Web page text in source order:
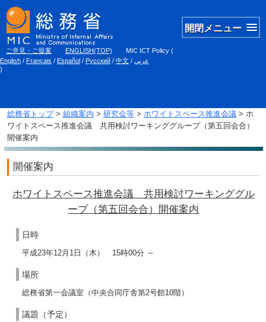
開閉メニュー
ご意見・ご提案 ENGLISH(TOP) MIC ICT Policy (
English / Français / Español / Русский / 中文 / عربي
)
総務省トップ> 組織案内 > 研究会等> ホワイトスペース推進会議> ホ
ワイトスペース推進会議 共用検討ワーキンググループ（第五回会合）
開催案内
開催案内
ホワイトスペース推進会議 共用検討ワーキンググル
ープ（第五回会合）開催案内
日時
平成23年12月1日（木） 15時00分 ～
場所
総務省第一会議室（中央合同庁舎第2号館10階）
議題（予定）